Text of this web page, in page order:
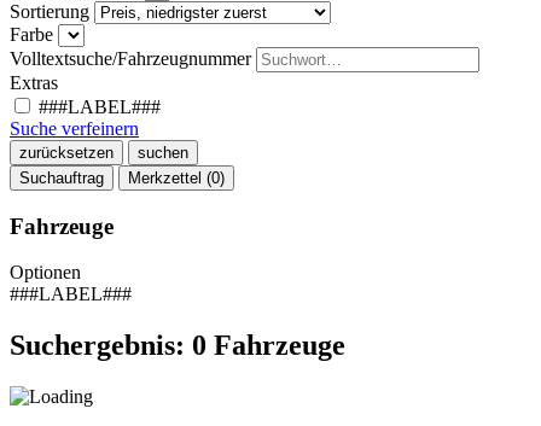
Sortierung
Farbe
Volltextsuche/Fahrzeugnummer
Extras
###LABEL###
Suche verfeinern
zurücksetzen
suchen
Suchauftrag
Merkzettel (0)
Fahrzeuge
Optionen
###LABEL###
Suchergebnis: 0 Fahrzeuge